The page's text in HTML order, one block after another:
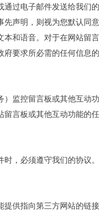
通过电子邮件发送给我们
先声明，则视为您默认同
本和语音。对于在网站留
府要求所必需的任何信息
）监控留言板或其他互动
留言板或其他互动功能的
时，必须遵守我们的协议
提供指向第三方网站的链